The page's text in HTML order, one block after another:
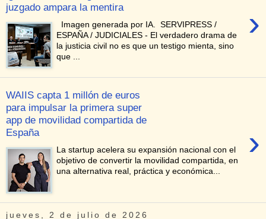
juzgado ampara la mentira
›
Imagen generada por IA. SERVIPRESS /
ESPAÑA / JUDICIALES - El verdadero drama de
la justicia civil no es que un testigo mienta, sino
que ...
WAIIS capta 1 millón de euros
para impulsar la primera super
app de movilidad compartida de
España
›
La startup acelera su expansión nacional con el
objetivo de convertir la movilidad compartida, en
una alternativa real, práctica y económica...
jueves, 2 de julio de 2026